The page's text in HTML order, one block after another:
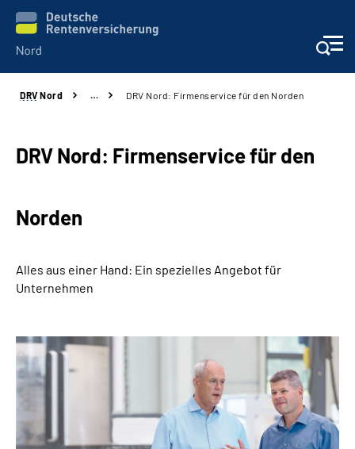
Aktuelles
Services
Karriere
Online-Services
Inhalte in Gebärdensprache (DGS)
DRV Nord … DRV Nord: Firmenservice für den Norden
DRV Nord: Firmenservice für den
Norden
Alles aus einer Hand: Ein spezielles Angebot für
Unternehmen